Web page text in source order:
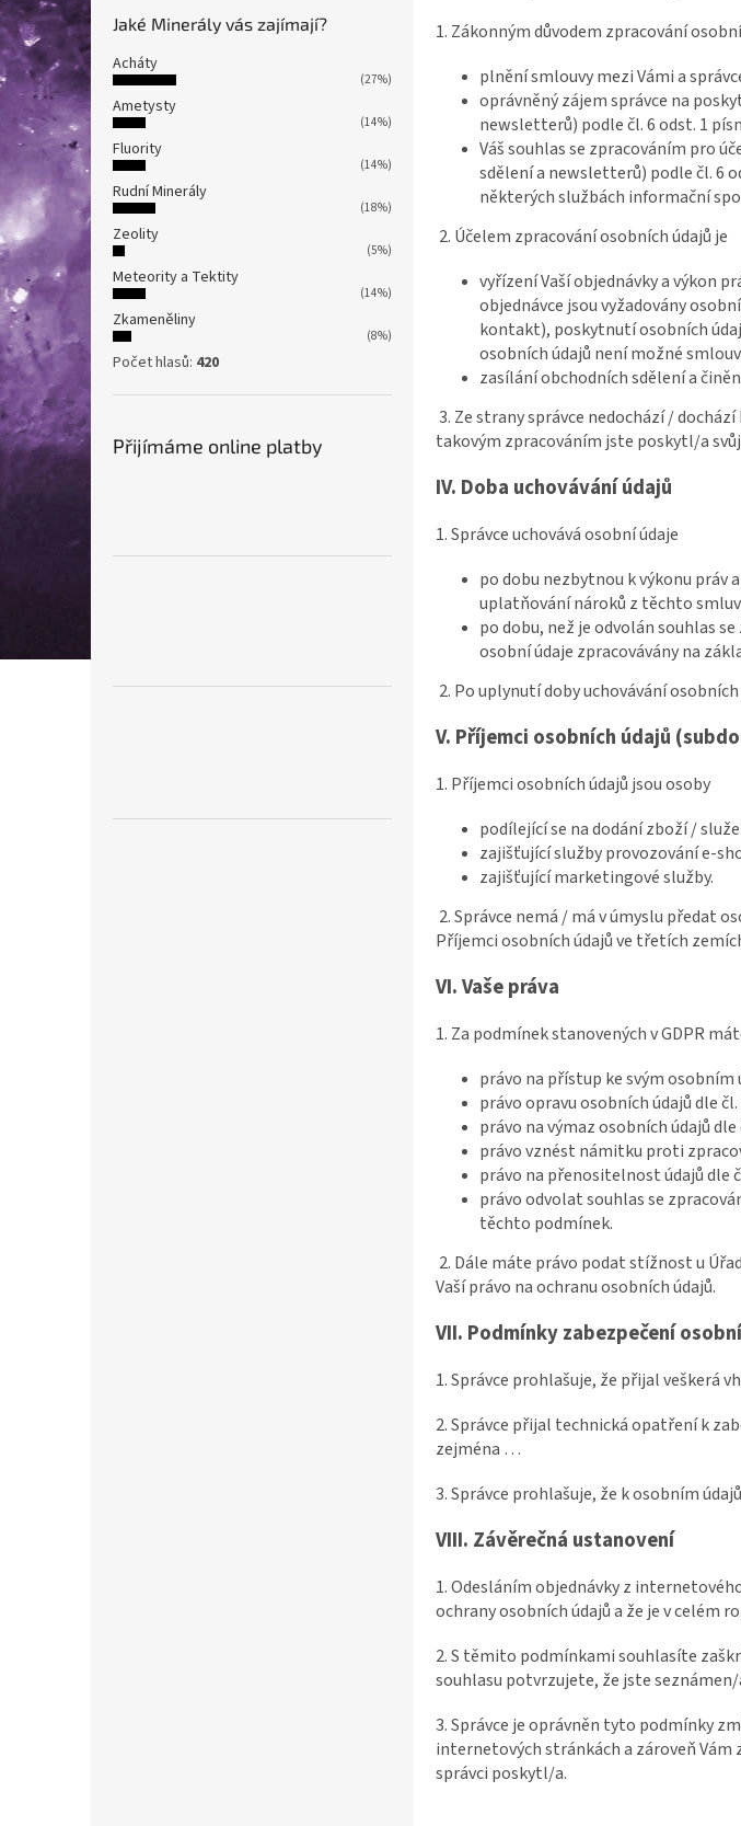
Jaké Minerály vás zajímají?
Acháty
(27%)
Ametysty
(14%)
Fluority
(14%)
Rudní Minerály
(18%)
Zeolity
(5%)
Meteority a Tektity
(14%)
Zkameněliny
(8%)
Počet hlasů: 420
Přijímáme online platby
1. Zákonným důvodem zpracování
plnění smlouvy mezi Vámi a
oprávněný zájem správce na
newsletterů) podle čl. 6 odst. 1
Váš souhlas se zpracováním pro
sdělení a newsletterů) podle čl. 6
některých službách informační
2. Účelem zpracování osobních údajů je
vyřízení Vaší objednávky a výkon
objednávce jsou vyžadovány
kontakt), poskytnutí osobních
osobních údajů není možné
zasílání obchodních sdělení a
3. Ze strany správce nedochází /
takovým zpracováním jste poskytl/a
IV. Doba uchovávání údajů
1. Správce uchovává osobní údaje
po dobu nezbytnou k výkonu práv
uplatňování nároků z těchto
po dobu, než je odvolán souhlas
osobní údaje zpracovávány na
2. Po uplynutí doby uchovávání
V. Příjemci osobních údajů
1. Příjemci osobních údajů jsou osoby
podílející se na dodání zboží /
zajišťující služby provozování e-
zajišťující marketingové služby.
2. Správce nemá / má v úmyslu předat
Příjemci osobních údajů ve třetích
VI.Vaše práva
1. Za podmínek stanovených v GDPR
právo na přístup ke svým osobním
právo opravu osobních údajů dle
právo na výmaz osobních údajů dle
právo vznést námitku proti
právo na přenositelnost údajů dle
právo odvolat souhlas se
těchto podmínek.
2. Dále máte právo podat stížnost u
Vaší právo na ochranu osobních údajů.
VII. Podmínky zabezpečení
1. Správce prohlašuje, že přijal veškerá
2. Správce přijal technická opatření k
zejména …
3. Správce prohlašuje, že k osobním
VIII. Závěrečná ustanovení
1. Odesláním objednávky z
ochrany osobních údajů a že je v celém
2. S těmito podmínkami souhlasíte
souhlasu potvrzujete, že jste
3. Správce je oprávněn tyto podmínky
internetových stránkách a zároveň
správci poskytl/a.